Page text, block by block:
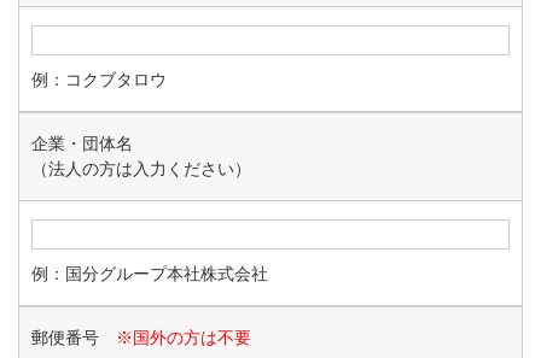
例：コクブタロウ
企業・団体名
（法人の方は入力ください）
例：国分グループ本社株式会社
郵便番号 ※国外の方は不要